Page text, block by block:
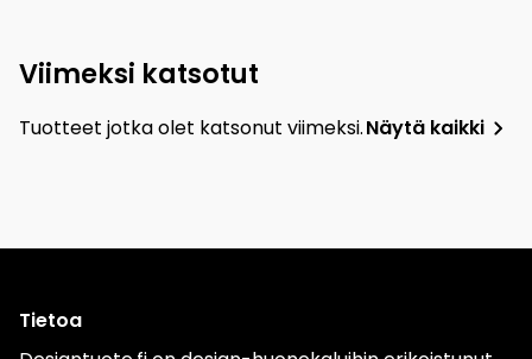
Viimeksi katsotut
Tuotteet jotka olet katsonut viimeksi.Näytä kaikki
Tietoa